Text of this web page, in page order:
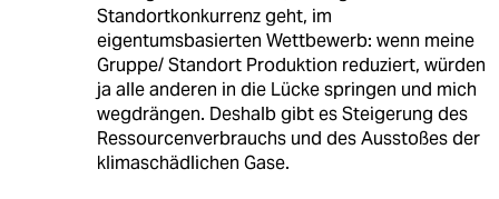
Standortkonkurrenz geht, im
eigentumsbasierten Wettbewerb: wenn meine
Gruppe/ Standort Produktion reduziert, würden
ja alle anderen in die Lücke springen und mich
wegdrängen. Deshalb gibt es Steigerung des
Ressourcenverbrauchs und des Ausstoßes der
klimaschädlichen Gase.